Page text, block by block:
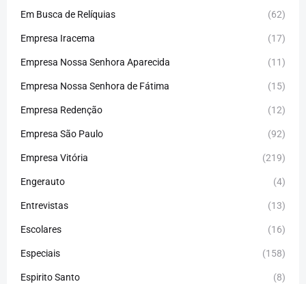
Em Busca de Relíquias (62)
Empresa Iracema (17)
Empresa Nossa Senhora Aparecida (11)
Empresa Nossa Senhora de Fátima (15)
Empresa Redenção (12)
Empresa São Paulo (92)
Empresa Vitória (219)
Engerauto (4)
Entrevistas (13)
Escolares (16)
Especiais (158)
Espirito Santo (8)